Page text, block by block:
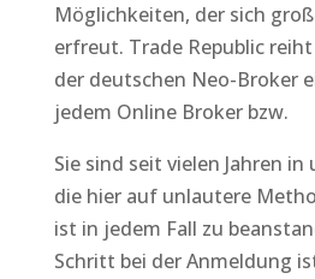
Möglichkeiten, der sich
erfreut. Trade Republic
der deutschen Neo-Broker
jedem Online Broker bzw.
Sie sind seit vielen Jahren in
die hier auf unlautere
ist in jedem Fall zu
Schritt bei der Anmeldung